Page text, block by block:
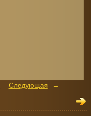
Следующая